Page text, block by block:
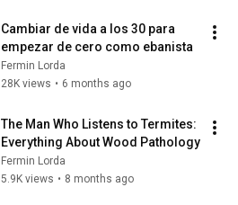
Cambiar de vida a los 30 para
empezar de cero como ebanista
Fermin Lorda
28K views • 6 months ago
The Man Who Listens to Termites:
Everything About Wood Pathology
Fermin Lorda
5.9K views • 8 months ago